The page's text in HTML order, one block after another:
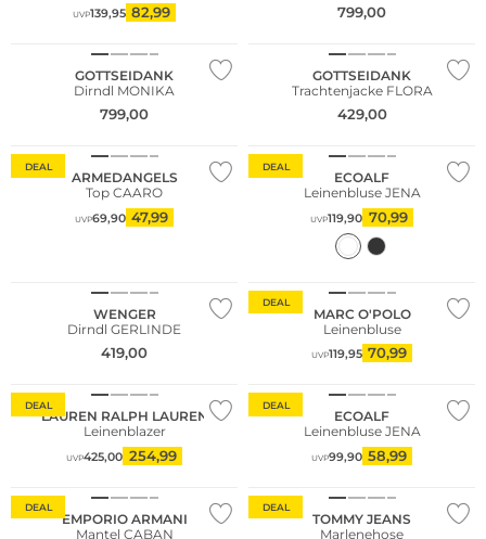
UVP139,95 82,99 799,00
GOTTSEIDANK
Dirndl MONIKA
799,00
GOTTSEIDANK
Trachtenjacke FLORA
429,00
DEAL
ARMEDANGELS
Top CAARO
UVP69,90 47,99
DEAL
ECOALF
Leinenbluse JENA
UVP119,90 70,99
WENGER
Dirndl GERLINDE
419,00
DEAL
MARC O'POLO
Leinenbluse
UVP119,95 70,99
DEAL
LAUREN RALPH LAUREN
Leinenblazer
UVP425,00 254,99
DEAL
ECOALF
Leinenbluse JENA
UVP99,90 58,99
DEAL
EMPORIO ARMANI
Mantel CABAN
DEAL
TOMMY JEANS
Marlenehose